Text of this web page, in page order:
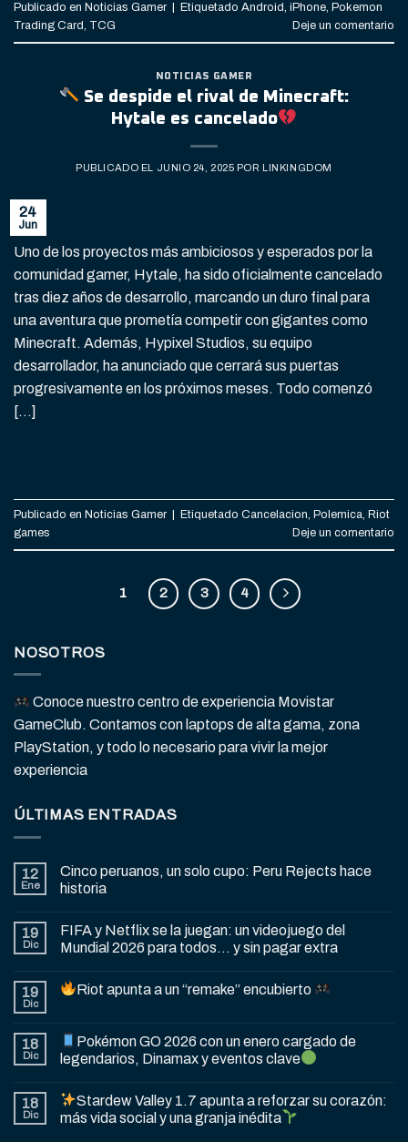
Publicado en Noticias Gamer Etiquetado Android, iPhone, Pokemon
Trading Card, TCG Deje un comentario
NOTICIAS GAMER
Se despide el rival de Minecraft:
Hytale es cancelado
PUBLICADO EL JUNIO 24, 2025 POR LINKINGDOM
24
Jun
Uno de los proyectos más ambiciosos y esperados por la
comunidad gamer, Hytale, ha sido oficialmente cancelado
tras diez años de desarrollo, marcando un duro final para
una aventura que prometía competir con gigantes como
Minecraft. Además, Hypixel Studios, su equipo
desarrollador, ha anunciado que cerrará sus puertas
progresivamente en los próximos meses. Todo comenzó
[…]
Publicado en Noticias Gamer Etiquetado Cancelacion, Polemica, Riot
games
Deje un comentario
1 2 3 4
NOSOTROS
Conoce nuestro centro de experiencia Movistar
GameClub. Contamos con laptops de alta gama, zona
PlayStation, y todo lo necesario para vivir la mejor
experiencia
ÚLTIMAS ENTRADAS
12
Ene
Cinco peruanos, un solo cupo: Peru Rejects hace
historia
19
Dic
FIFA y Netflix se la juegan: un videojuego del
Mundial 2026 para todos… y sin pagar extra
19
Dic
Riot apunta a un “remake” encubierto
18
Dic
Pokémon GO 2026 con un enero cargado de
legendarios, Dinamax y eventos clave
18
Dic
Stardew Valley 1.7 apunta a reforzar su corazón:
más vida social y una granja inédita